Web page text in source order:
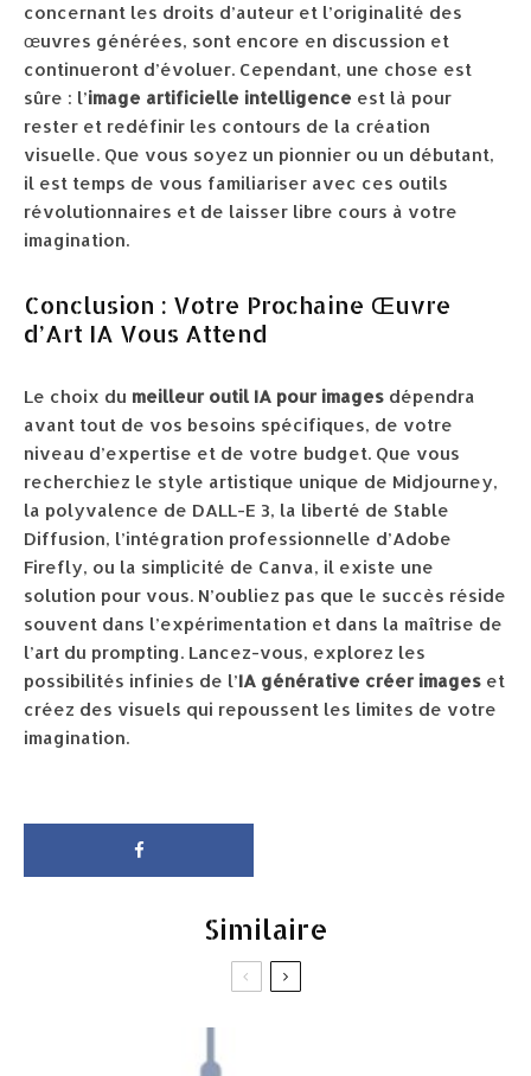
concernant les droits d’auteur et l’originalité des
œuvres générées, sont encore en discussion et
continueront d’évoluer. Cependant, une chose est
sûre : l’image artificielle intelligence est là pour
rester et redéfinir les contours de la création
visuelle. Que vous soyez un pionnier ou un débutant,
il est temps de vous familiariser avec ces outils
révolutionnaires et de laisser libre cours à votre
imagination.
Conclusion : Votre Prochaine Œuvre
d’Art IA Vous Attend
Le choix du meilleur outil IA pour images dépendra
avant tout de vos besoins spécifiques, de votre
niveau d’expertise et de votre budget. Que vous
recherchiez le style artistique unique de Midjourney,
la polyvalence de DALL-E 3, la liberté de Stable
Diffusion, l’intégration professionnelle d’Adobe
Firefly, ou la simplicité de Canva, il existe une
solution pour vous. N’oubliez pas que le succès réside
souvent dans l’expérimentation et dans la maîtrise de
l’art du prompting. Lancez-vous, explorez les
possibilités infinies de l’IA générative créer images et
créez des visuels qui repoussent les limites de votre
imagination.
Similaire